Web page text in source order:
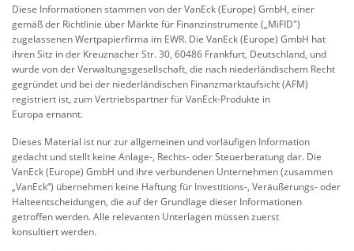
Diese Informationen stammen von der VanEck (Europe) GmbH, einer
gemäß der Richtlinie über Märkte für Finanzinstrumente („MiFID")
zugelassenen Wertpapierfirma im EWR. Die VanEck (Europe) GmbH hat
ihren Sitz in der Kreuznacher Str. 30, 60486 Frankfurt, Deutschland, und
wurde von der Verwaltungsgesellschaft, die nach niederländischem Recht
gegründet und bei der niederländischen Finanzmarktaufsicht (AFM)
registriert ist, zum Vertriebspartner für VanEck-Produkte in
Europa ernannt.
Dieses Material ist nur zur allgemeinen und vorläufigen Information
gedacht und stellt keine Anlage-, Rechts- oder Steuerberatung dar. Die
VanEck (Europe) GmbH und ihre verbundenen Unternehmen (zusammen
„VanEck“) übernehmen keine Haftung für Investitions-, Veräußerungs- oder
Halteentscheidungen, die auf der Grundlage dieser Informationen
getroffen werden. Alle relevanten Unterlagen müssen zuerst
konsultiert werden.